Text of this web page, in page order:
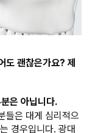
도 괜찮은가요? 제
은 아닙니다.
들은 대게 심리적으
경우입니다. 광대